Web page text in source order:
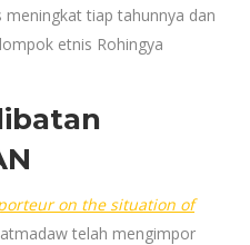
tiap tahunnya dan
etnis Rohingya
on the situation of
telah mengimpor